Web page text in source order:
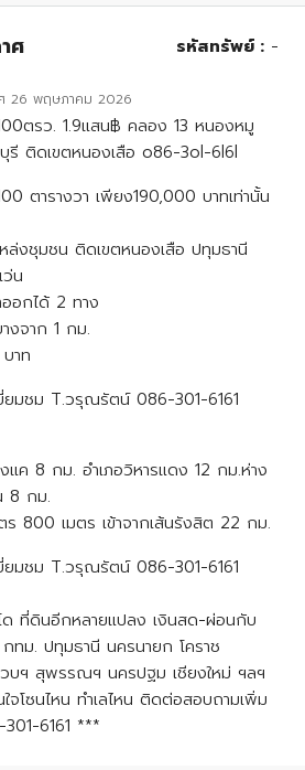
ศ รหัสทรัพย์ : -
26 พฤษภาคม 2026
ตรว. 1.9แสน฿ คลอง 13 หนองหมู
รี ติดเขตหนองเสือ o86-3ol-6l6l
ตารางวา เพียง190,000 บาทเท่านั้น
ล่งชุมชน ติดเขตหนองเสือ ปทุมธานี
ว่น
อกได้ 2 ทาง
งจาก 1 กม.
าท
ยมชม T.วรุณรัตน์ 086-301-6161
แค 8 กม. อำเภอวิหารแดง 12 กม.ห่าง
8 กม.
ร 800 เมตร เข้าจากเส้นรังสิต 22 กม.
ยมชม T.วรุณรัตน์ 086-301-6161
ด ที่ดินอีกหลายแปลง เงินสด-ผ่อนกับ
ทม. ปทุมธานี นครนายก โคราช
บฯ สุพรรณฯ นครปฐม เชียงใหม่ ฯลฯ
จโซนไหน ทำเลไหน ติดต่อสอบถามเพิ่ม
6161 ***